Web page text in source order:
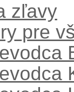
zľavy
pre